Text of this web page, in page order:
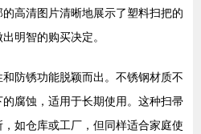
高清图片清晰地展示了塑料扫把的
明智的购买决定。
防锈功能脱颖而出。不锈钢材质不
腐蚀，适用于长期使用。这种扫帚
如仓库或工厂，但同样适合家庭使